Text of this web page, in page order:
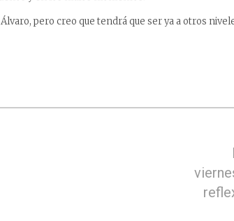
pero creo que tendrá que ser ya a otros